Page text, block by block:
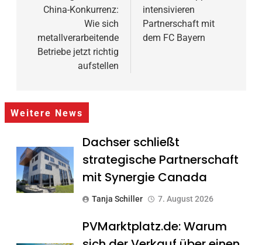
China-Konkurrenz:
Wie sich
metallverarbeitende
Betriebe jetzt richtig
aufstellen
intensivieren
Partnerschaft mit
dem FC Bayern
Weitere News
Dachser schließt
strategische Partnerschaft
mit Synergie Canada
Tanja Schiller 7. August 2026
PVMarktplatz.de: Warum